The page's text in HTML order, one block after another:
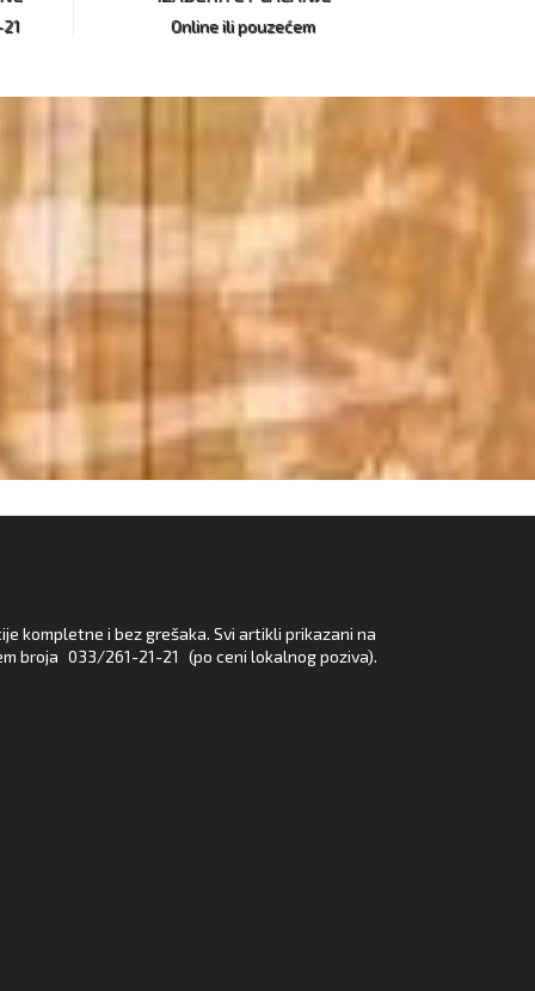
Online ili pouzećem
kompletne i bez grešaka. Svi artikli prikazani na
broja 033/261-21-21 (po ceni lokalnog poziva).